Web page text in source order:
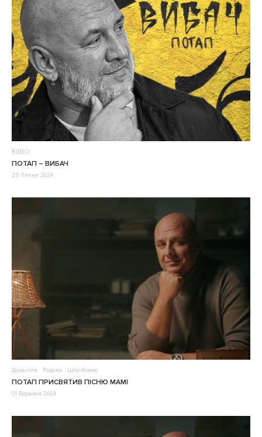
ВІДЕО
ПОТАП – ВИБАЧ
25 Липня 2024
Дозвілля Родина Шоу-бізнес
ПОТАП ПРИСВЯТИВ ПІСНЮ МАМІ
01 Березня 2024